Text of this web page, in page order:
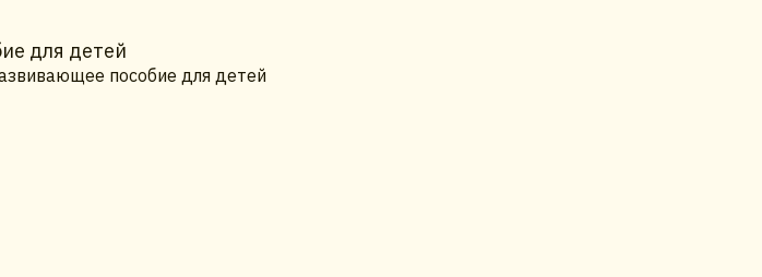
для детей
пособие для детей